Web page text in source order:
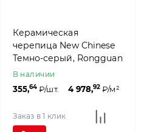
Керамическая
черепица New Chinese
Темно-серый, Rongguan
В наличии
355,64₽/шт. 4 978,92₽/м²
Заказ в 1 клик